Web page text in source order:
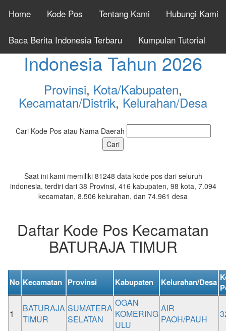
Home Kode Pos Tentang Kami Hubungi Kami
Baca Berita Indonesia Terbaru Kumpulan Tutorial
Cek Kode Pos Seluruh
Indonesia Tahun 2026
Provinsi, Kota/Kabupaten,
Kecamatan/Distrik, Kelurahan/Desa
Cari Kode Pos atau Nama Daerah
Saat ini kami memiliki 81248 data kode pos dari seluruh
indonesia, terdiri dari 38 Provinsi, 416 kabupaten, 98 kota, 7.094
kecamatan, 8.506 kelurahan, dan 74.961 desa
Daftar Kode Pos Kecamatan
BATURAJA TIMUR
No Kecamatan Provinsi Kabupaten Kelurahan/Desa
1
BATURAJA
TIMUR
SUMATERA
SELATAN
OGAN
KOMERING
ULU
AIR
PAOH/PAUH